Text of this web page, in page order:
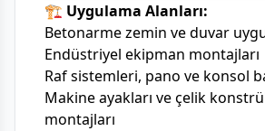
🏗 Uygulama Alanları:
Betonarme zemin ve duvar
Endüstriyel ekipman montajları
Raf sistemleri, pano ve konsol
Makine ayakları ve çelik
montajları